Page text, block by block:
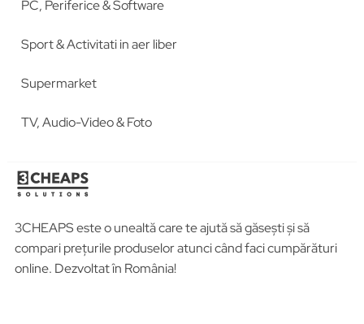
PC, Periferice & Software
Sport & Activitati in aer liber
Supermarket
TV, Audio-Video & Foto
3CHEAPS este o unealtă care te ajută să găsești și să
compari prețurile produselor atunci când faci cumpărături
online. Dezvoltat în România!